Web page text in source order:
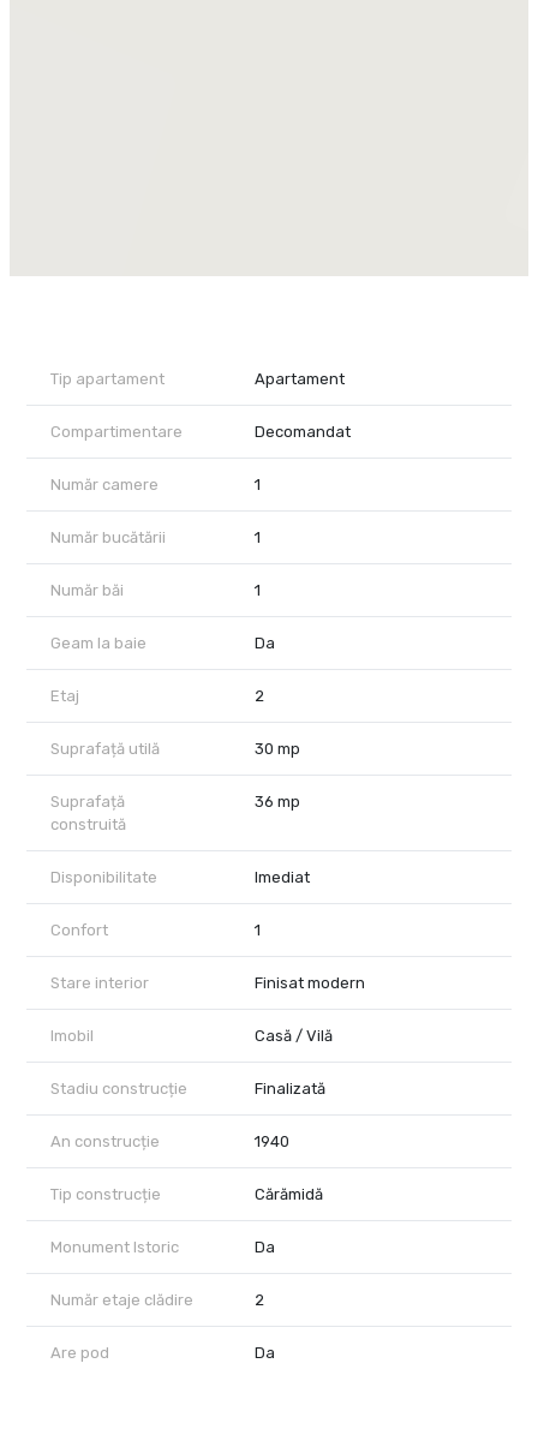
Tip apartament Apartament
Compartimentare Decomandat
Număr camere 1
Număr bucătării 1
Număr băi 1
Geam la baie Da
Etaj 2
Suprafață utilă 30 mp
Suprafață
construită
36 mp
Disponibilitate Imediat
Confort 1
Stare interior Finisat modern
Imobil Casă / Vilă
Stadiu construcție Finalizată
An construcție 1940
Tip construcție Cărămidă
Monument Istoric Da
Număr etaje clădire 2
Are pod Da